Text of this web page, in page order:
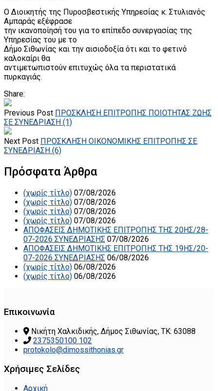
Ο Διοικητής της Πυροσβεστικής Υπηρεσίας κ. Στυλιανός
Αμπαράς εξέφρασε
την ικανοποίησή του για το επίπεδο συνεργασίας της
Υπηρεσίας του με το
Δήμο Σιθωνίας και την αισιοδοξία ότι και το φετινό
καλοκαίρι θα
αντιμετωπιστούν επιτυχώς όλα τα περιστατικά
πυρκαγιάς.
Share:
Previous Post ΠΡΟΣΚΛΗΣΗ ΕΠΙΤΡΟΠΗΣ ΠΟΙΟΤΗΤΑΣ ΖΩΗΣ
ΣΕ ΣΥΝΕΔΡΙΑΣΗ (1)
Next Post ΠΡΟΣΚΛΗΣΗ ΟΙΚΟΝΟΜΙΚΗΣ ΕΠΙΤΡΟΠΗΣ ΣΕ
ΣΥΝΕΔΡΙΑΣΗ (6)
Πρόσφατα Άρθρα
(χωρίς τίτλο) 07/08/2026
(χωρίς τίτλο) 07/08/2026
(χωρίς τίτλο) 07/08/2026
(χωρίς τίτλο) 07/08/2026
ΑΠΟΦΑΣΕΙΣ ΔΗΜΟΤΙΚΗΣ ΕΠΙΤΡΟΠΗΣ ΤΗΣ 20ΗΣ/28-
07-2026 ΣΥΝΕΔΡΙΑΣΗΣ 07/08/2026
ΑΠΟΦΑΣΕΙΣ ΔΗΜΟΤΙΚΗΣ ΕΠΙΤΡΟΠΗΣ ΤΗΣ 19ΗΣ/20-
07-2026 ΣΥΝΕΔΡΙΑΣΗΣ 06/08/2026
(χωρίς τίτλο) 06/08/2026
(χωρίς τίτλο) 06/08/2026
Επικοινωνία
Νικήτη Χαλκιδικής, Δήμος Σιθωνίας, ΤΚ: 63088
2375350100 102
protokolo@dimossithonias.gr
Χρήσιμες Σελίδες
Αρχική